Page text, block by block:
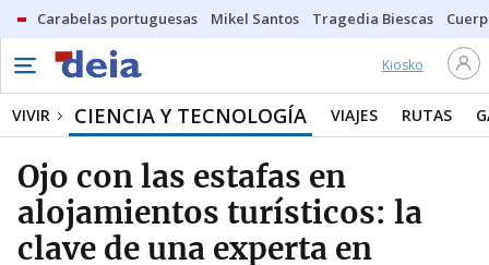
Carabelas portuguesas Mikel Santos Tragedia Biescas
Kiosko
VIVIR CIENCIA Y TECNOLOGÍA VIAJES RUTAS
Ojo con las estafas en
alojamientos turísticos: la
clave de una experta en